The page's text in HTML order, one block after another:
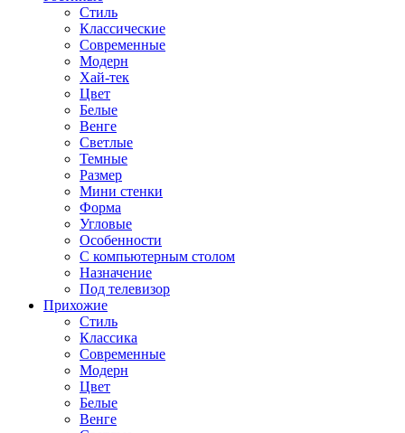
Стиль
Классические
Современные
Модерн
Хай-тек
Цвет
Белые
Венге
Светлые
Темные
Размер
Мини стенки
Форма
Угловые
Особенности
С компьютерным столом
Назначение
Под телевизор
Прихожие
Стиль
Классика
Современные
Модерн
Цвет
Белые
Венге